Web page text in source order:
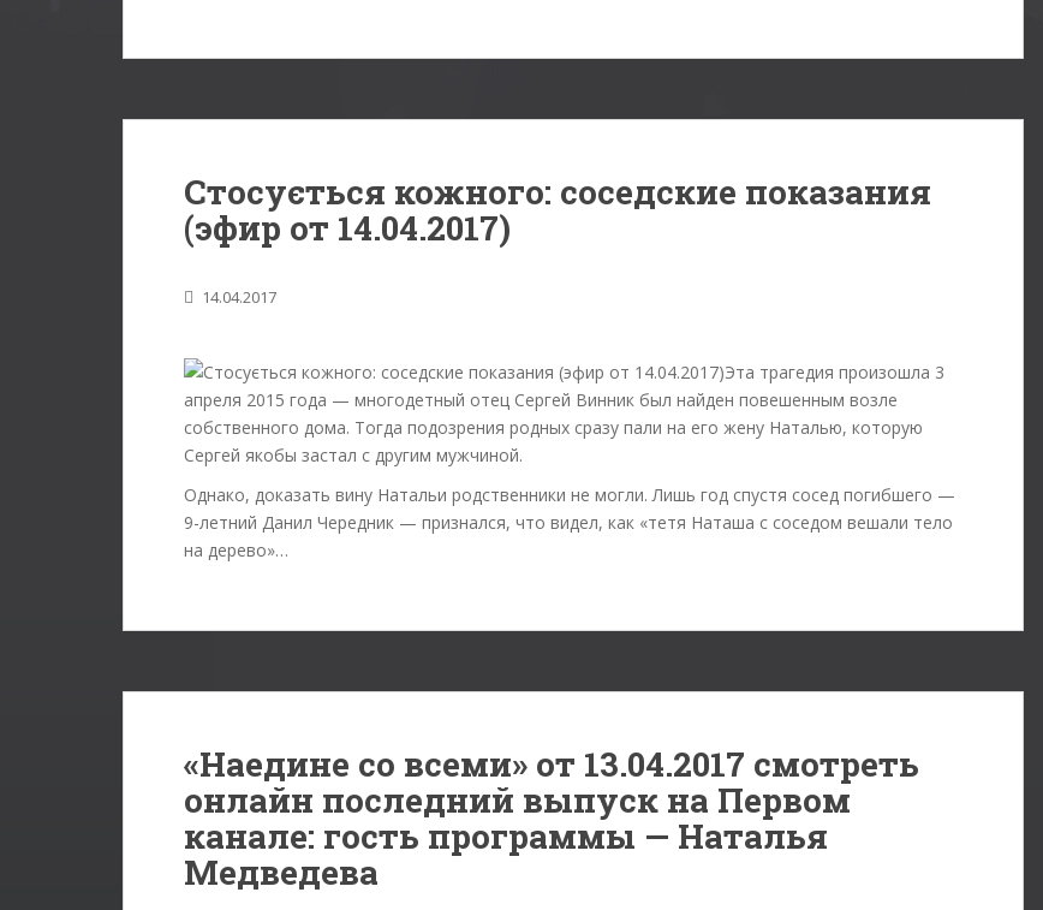
Стосується кожного: соседские показания
(эфир от 14.04.2017)
14.04.2017
Эта трагедия произошла 3
апреля 2015 года — многодетный отец Сергей Винник был найден повешенным возле
собственного дома. Тогда подозрения родных сразу пали на его жену Наталью, которую
Сергей якобы застал с другим мужчиной.
Однако, доказать вину Натальи родственники не могли. Лишь год спустя сосед погибшего —
9-летний Данил Чередник — признался, что видел, как «тетя Наташа с соседом вешали тело
на дерево»…
«Наедине со всеми» от 13.04.2017 смотреть
онлайн последний выпуск на Первом
канале: гость программы — Наталья
Медведева